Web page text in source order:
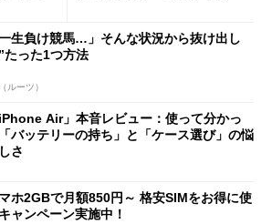
一生負け競馬…」そんな状況から抜け出し
たった1つ方法
ルーツ）
iPhone Air」本音レビュー：使って分かっ
バッテリーの持ち」と「ケース選び」の悩
さ
ホ2GBで月額850円～ 格安SIMをお得に使
ャンペーン実施中！